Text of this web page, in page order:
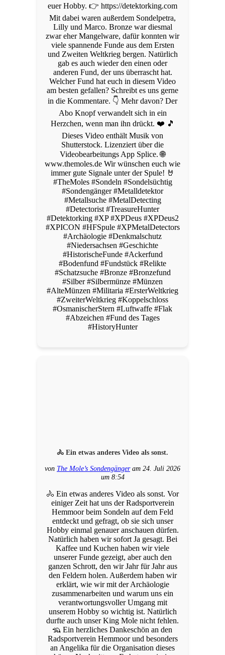
euer Hobby. 👉 https://detektorking.com
Mit dabei waren außerdem Sondelpetra,
Lilly und Marco. Bronze war diesmal
zwar eher Mangelware, dafür konnten wir
viele spannende Funde aus dem Ersten
und Zweiten Weltkrieg bergen. Natürlich
gab es auch wieder den einen oder
anderen Fund, der uns überrascht hat.
Welcher Fund hat euch in diesem Video
am besten gefallen? Schreibt es uns gerne
in die Kommentare. 👇 Mehr davon? Der
Abo Knopf verwandelt sich in ein
Herzchen, wenn man ihn drückt. ❤️ 🎵
Dieses Video enthält Musik von
Shutterstock. Lizenziert über die
Videobearbeitungs App Splice. 🌐
www.themoles.de Wir wünschen euch wie
immer gute Signale unter der Spule! 🤘
#TheMoles #Sondeln #Sondelsüchtig
#Sondengänger #Metalldetektor
#Metallsuche #MetalDetecting
#Detectorist #TreasureHunter
#Detektorking #XP #XPDeus #XPDeus2
#XPICON #HFSpule #XPMetalDetectors
#Archäologie #Denkmalschutz
#Niedersachsen #Geschichte
#HistorischeFunde #Ackerfund
#Bodenfund #Fundstück #Relikte
#Schatzsuche #Bronze #Bronzefund
#Silber #Silbermünze #Münzen
#AlteMünzen #Militaria #ErsterWeltkrieg
#ZweiterWeltkrieg #Koppelschloss
#OsmanischerStern #Luftwaffe #Flak
#Abzeichen #Fund des Tages
#HistoryHunter
🚴 Ein etwas anderes Video als sonst.
von The Mole’s Sondengängeram 24. Juli 2026
um 8:54
🚴 Ein etwas anderes Video als sonst. Vor
einiger Zeit hat uns der Radsportverein
Hemmoor beim Sondeln auf dem Feld
entdeckt und gefragt, ob sie sich unser
Hobby einmal genauer anschauen dürfen.
Natürlich haben wir sofort Ja gesagt. Bei
Kaffee und Kuchen haben wir viele
unserer Funde gezeigt, aber auch den
ganzen Schrott, den wir Jahr für Jahr aus
den Feldern holen. Außerdem haben wir
erklärt, wie wir mit der Archäologie
zusammenarbeiten und warum uns ein
verantwortungsvoller Umgang mit
unserem Hobby so wichtig ist. Natürlich
durfte auch unser King Mole nicht fehlen.
🦡 Ein herzliches Dankeschön an den
Radsportverein Hemmoor und besonders
an Angelika für die Organisation dieses